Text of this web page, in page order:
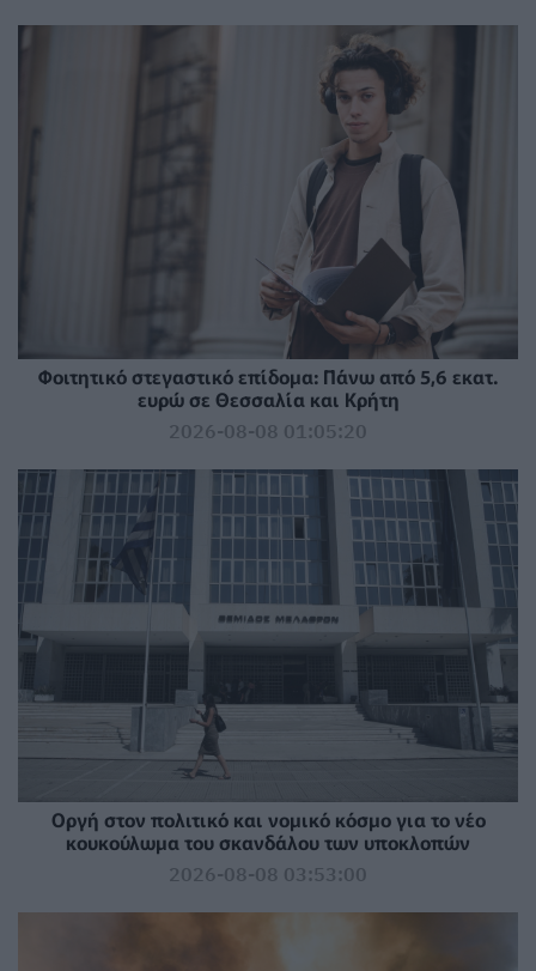
Φοιτητικό στεγαστικό επίδομα: Πάνω από 5,6 εκατ.
ευρώ σε Θεσσαλία και Κρήτη
2026-08-08 01:05:20
Οργή στον πολιτικό και νομικό κόσμο για το νέο
κουκούλωμα του σκανδάλου των υποκλοπών
2026-08-08 03:53:00